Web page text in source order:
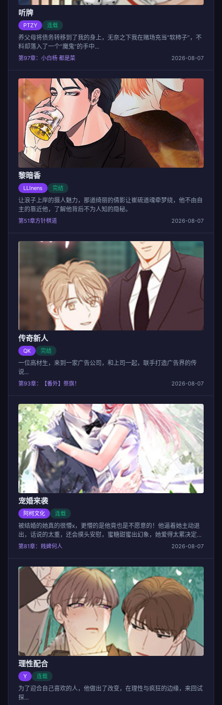
听牌
PTZY 连载
养父母将债务转移到了我的身上，无奈之下我在赌场充当“软柿子”，不
料却落入了一个“魔鬼”的手中...
第97章：小白杨 都是菜 2026-08-07
黎暗香
LLInens 完结
让浪子上岸的摄人魅力，那道绮丽的倩影让崔硫道魂牵梦绕，他不由自
主的靠近他，了解他背后不为人知的隐秘。
第51章方针棋道 2026-08-07
传奇新人
QK 完结
一位高材生，来到一家广告公司，和上司一起，联手打造广告界的传
说...
第93章：【番外】祭旗！ 2026-08-07
宠婚来袭
阿柯文化 连载
被结婚的她真的很懵x，更懵的是他竟也是不愿意的！他逼着她主动退
出，话说的太重，还会摸头安慰，蜜糖甜蜜出幻象，她爱得太累决定退
出时被一句“对他负责”拽了回来……到底想怎样？
第81章：贱婢何人 2026-08-07
理性配合
Y 连载
为了迎合自己喜欢的人，他做出了改变，在理性与疯狂的边缘，来回试
探...